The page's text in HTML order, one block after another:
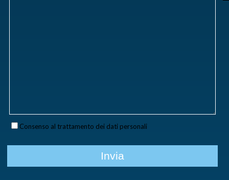
Consenso al trattamento dei dati personali